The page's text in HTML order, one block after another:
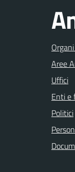
Aree
Uffici
Enti e
Politici